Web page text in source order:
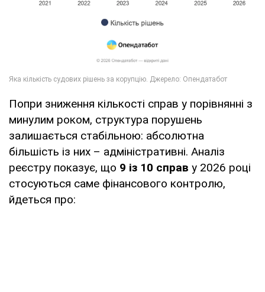
Попри зниження кількості справ у порівнянні з
минулим роком, структура порушень
залишається стабільною: абсолютна
більшість із них – адміністративні. Аналіз
реєстру показує, що 9 із 10 справ у 2026 році
стосуються саме фінансового контролю,
йдеться про: